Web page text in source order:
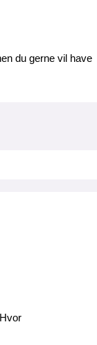
du gerne vil have